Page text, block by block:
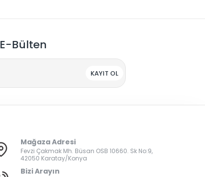
E-Bülten
KAYIT OL
Mağaza Adresi
Fevzi Çakmak Mh. Büsan OSB 10660. Sk No:9,
42050 Karatay/Konya
Bizi Arayın